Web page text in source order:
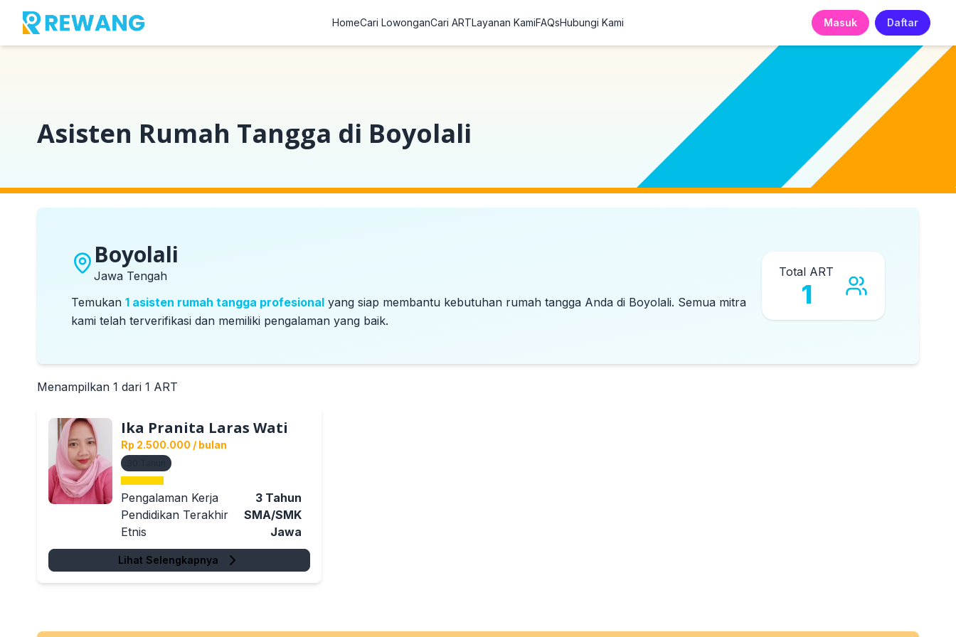
HomeCari LowonganCari ARTLayanan KamiFAQsHubungi Kami Masuk Daftar
Beranda Kota
Asisten Rumah Tangga di Boyolali
Boyolali
Jawa Tengah
Temukan 1 asisten rumah tangga profesional yang siap membantu kebutuhan rumah tangga Anda di Boyolali. Semua mitra
kami telah terverifikasi dan memiliki pengalaman yang baik.
Total ART
1
Menampilkan 1 dari 1 ART
Ika Pranita Laras Wati
Rp 2.500.000 / bulan
Pengalaman Kerja 3 Tahun
Pendidikan Terakhir
SMA/SMK
Etnis
Jawa
Lihat Selengkapnya